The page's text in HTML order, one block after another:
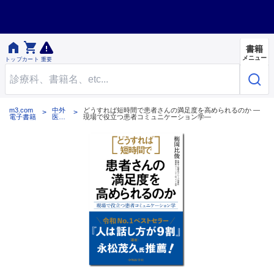

トップ

カート 重要
書籍
メニュー
m3.com
電子書籍
中外
医学
どうすれば短時間で患者さんの満足度を高められるのか ―
現場で役立つ患者コミュニケーション学―